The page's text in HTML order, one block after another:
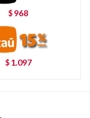
$ 968
$ 1.097